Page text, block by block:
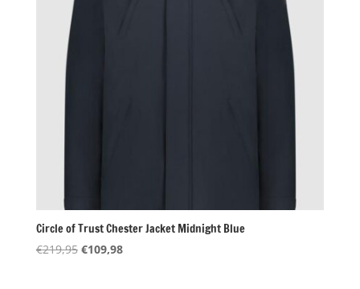
Circle of Trust Chester Jacket Midnight Blue
€219,95 Oorspronkelijke
€109,98Huidige